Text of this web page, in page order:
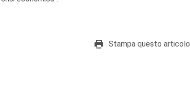
Stampa questo articolo